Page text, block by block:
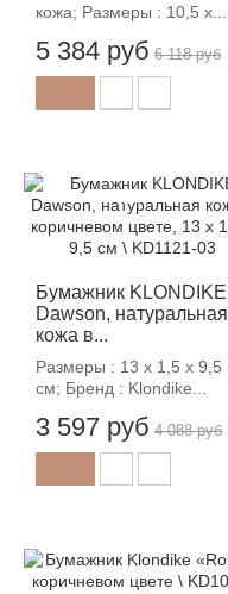
кожа; Размеры : 10,5 х...
5 384 руб 6 118 руб
Бумажник KLONDIKE
Dawson, натуральная
кожа в...
Размеры : 13 х 1,5 х 9,5
см; Бренд : Klondike...
3 597 руб 4 088 руб